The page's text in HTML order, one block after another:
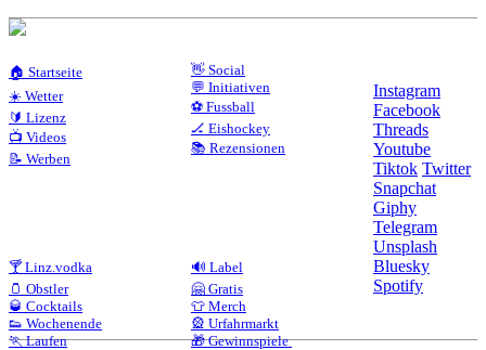
🏠 Startseite
☀️ Wetter
🔰 Lizenz
📺 Videos
📝 Werben
👋 Social
💬 Initiativen
⚽ Fussball
🏒 Eishockey
📚 Rezensionen
🍸 Linz.vodka
🫙 Obstler
🥃 Cocktails
👟 Wochenende
🏃 Laufen
🔊 Label
🤗 Gratis
👕 Merch
🎡 Urfahrmarkt
🎁 Gewinnspiele
Instagram
Facebook
Threads
Youtube
Tiktok Twitter
Snapchat
Giphy
Telegram
Unsplash
Bluesky
Spotify